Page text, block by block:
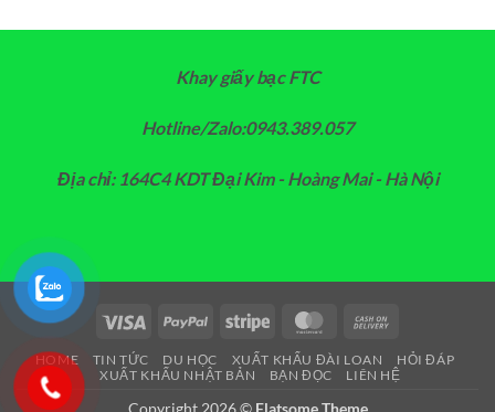
Khay giấy bạc FTC
Hotline/Zalo:0943.389.057
Địa chỉ: 164C4 KDT Đại Kim - Hoàng Mai - Hà Nội
Visa PayPal Stripe MasterCard
Delivery
HOME TIN TỨC DU HỌC XUẤT KHẨU ĐÀI LOAN
HỎI ĐÁP
XUẤT KHẨU NHẬT BẢN
BẠN ĐỌC LIÊN HỆ
Copyright 2026 © Flatsome Theme